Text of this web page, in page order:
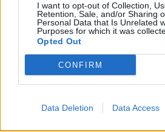
I want to opt-out of Collection,
Retention, Sale, and/or Sharing
Personal Data that Is Unrelated
Purposes for which it was
Opted Out
CONFIRM
Data Deletion Data Access